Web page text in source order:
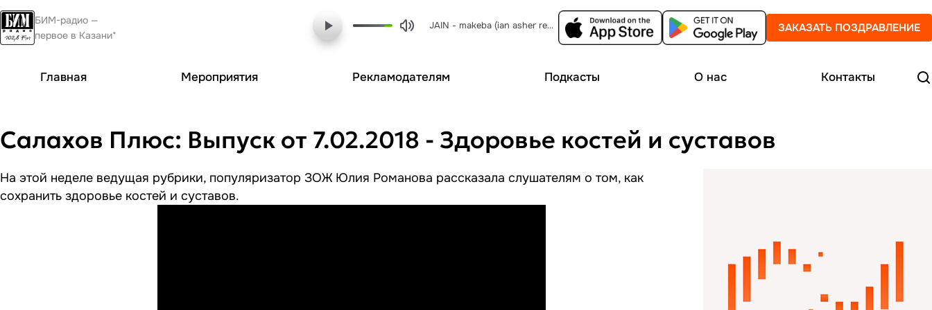
БИМ-радио —
первое в Казани*
JAIN - makeba (ian asher remix) ЗАКАЗАТЬ ПОЗДРАВЛЕНИЕ
Главная Мероприятия Рекламодателям Подкасты О нас Контакты
Салахов Плюс: Выпуск от 7.02.2018 - Здоровье костей и суставов
На этой неделе ведущая рубрики, популяризатор ЗОЖ Юлия Романова рассказала слушателям о том, как
сохранить здоровье костей и суставов.